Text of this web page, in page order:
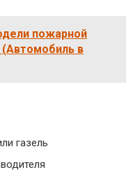
пожарной
в
газель